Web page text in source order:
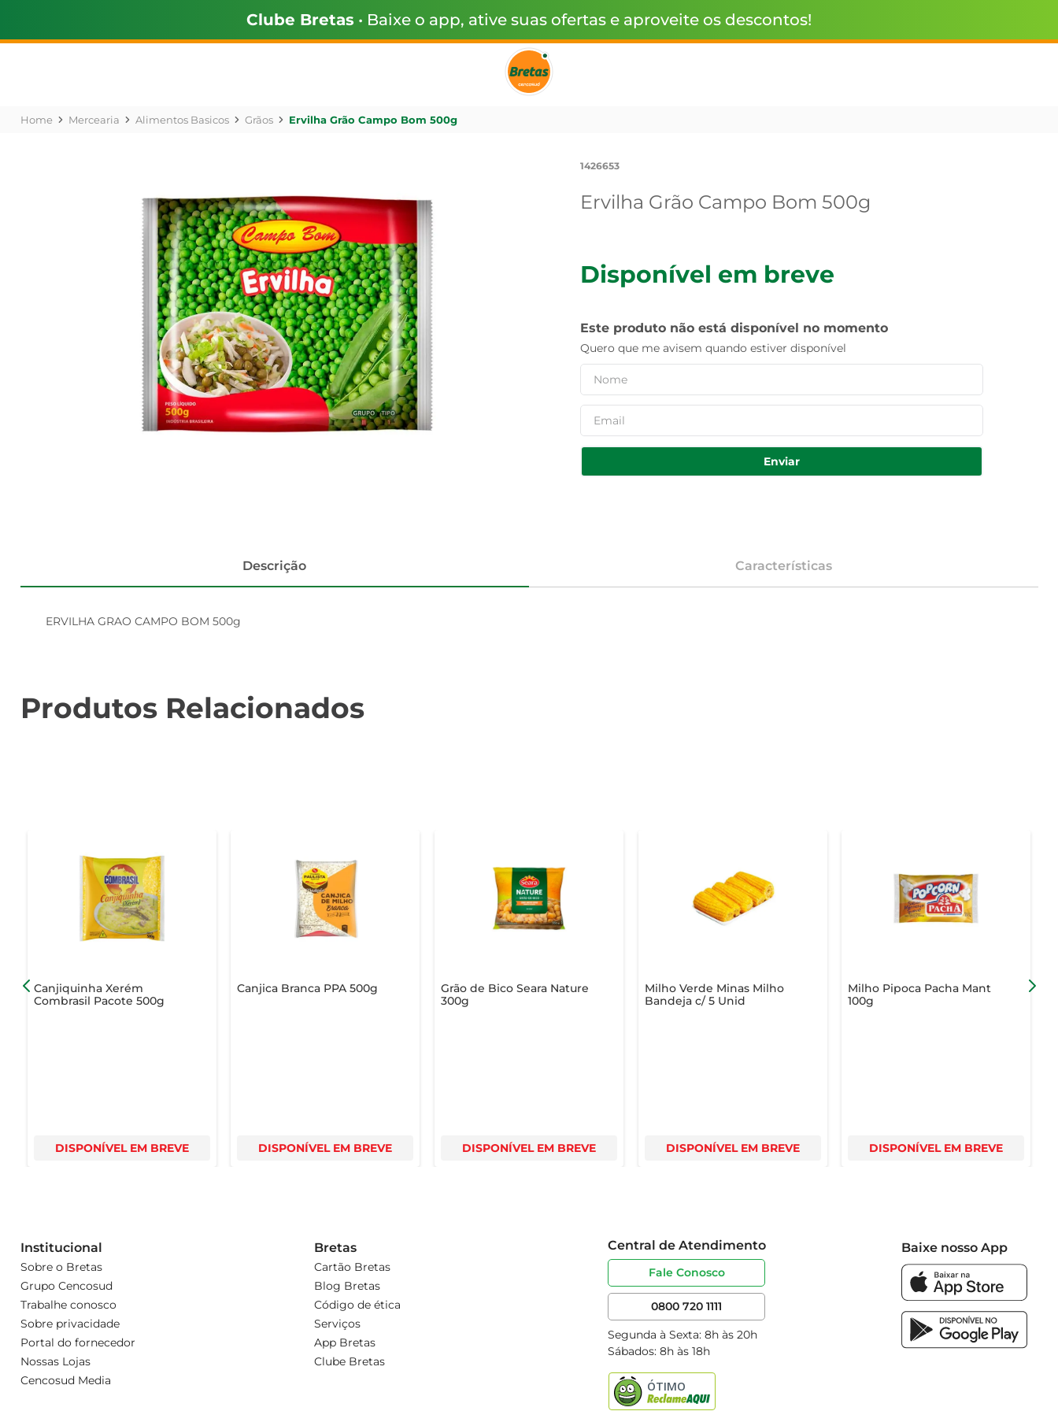
Clube Bretas • Baixe o app, ative suas ofertas e aproveite os descontos!
Mercearia Alimentos Basicos Grãos Ervilha Grão Campo Bom 500g
1426653
Ervilha Grão Campo Bom 500g
Disponível em breve
Este produto não está disponível no momento
Quero que me avisem quando estiver disponível
Enviar
Descrição Características
ERVILHA GRAO CAMPO BOM 500g
Produtos Relacionados
Canjiquinha Xerém
Combrasil Pacote 500g
DISPONÍVEL EM BREVE
Canjica Branca PPA 500g
DISPONÍVEL EM BREVE
Grão de Bico Seara Nature
300g
DISPONÍVEL EM BREVE
Milho Verde Minas Milho
Bandeja c/ 5 Unid
DISPONÍVEL EM BREVE
Milho Pipoca Pacha Mant
100g
DISPONÍVEL EM BREVE
Institucional
Sobre o Bretas
Grupo Cencosud
Trabalhe conosco
Sobre privacidade
Portal do fornecedor
Nossas Lojas
Cencosud Media
Bretas
Cartão Bretas
Blog Bretas
Código de ética
Serviços
App Bretas
Clube Bretas
Central de Atendimento
Fale Conosco
0800 720 1111
Segunda à Sexta: 8h às 20h
Sábados: 8h às 18h
Baixe nosso App